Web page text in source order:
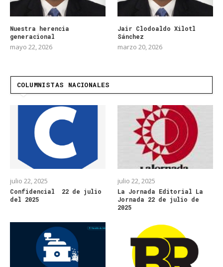
Nuestra herencia
generacional
mayo 22, 2026
Jair Clodoaldo Xilotl
Sánchez
marzo 20, 2026
COLUMNISTAS NACIONALES
julio 22, 2025
Confidencial 22 de julio
del 2025
julio 22, 2025
La Jornada Editorial La
Jornada 22 de julio de
2025